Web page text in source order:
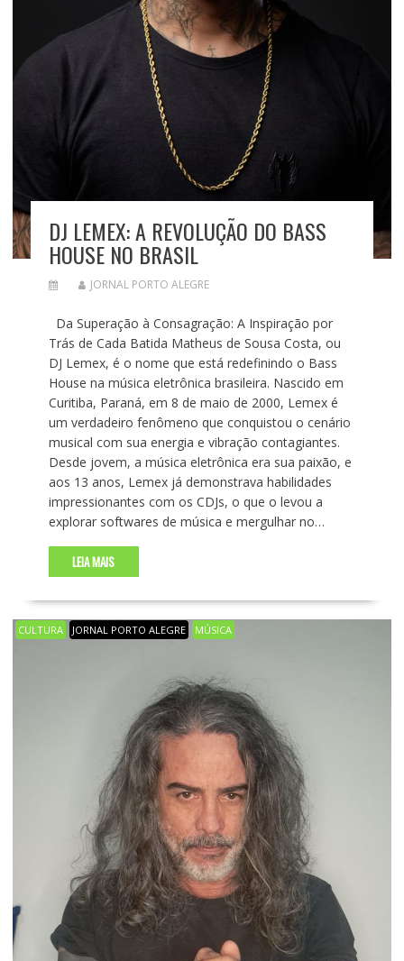
DJ LEMEX: A REVOLUÇÃO DO BASS
HOUSE NO BRASIL
JORNAL PORTO ALEGRE
Da Superação à Consagração: A Inspiração por
Trás de Cada Batida Matheus de Sousa Costa, ou
DJ Lemex, é o nome que está redefinindo o Bass
House na música eletrônica brasileira. Nascido em
Curitiba, Paraná, em 8 de maio de 2000, Lemex é
um verdadeiro fenômeno que conquistou o cenário
musical com sua energia e vibração contagiantes.
Desde jovem, a música eletrônica era sua paixão, e
aos 13 anos, Lemex já demonstrava habilidades
impressionantes com os CDJs, o que o levou a
explorar softwares de música e mergulhar no…
LEIA MAIS
CULTURA JORNAL PORTO ALEGRE MÚSICA